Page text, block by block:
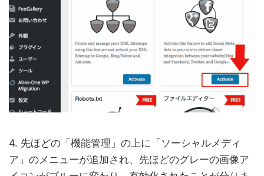
4. 先ほどの「機能管理」の上に「ソーシャルメディ
ア」のメニューが追加され、先ほどのグレーの画像ア